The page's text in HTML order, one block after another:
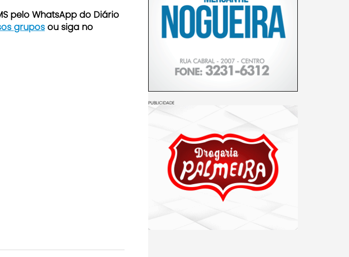
pelo WhatsApp do Diário
grupos ou siga no
PUBLICIDADE